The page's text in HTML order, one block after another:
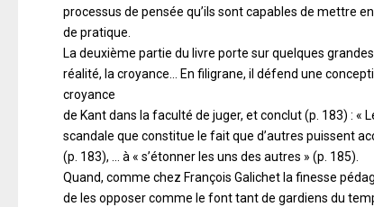
processus de pensée qu’ils sont capables de mettre
de pratique.
La deuxième partie du livre porte sur quelques
réalité, la croyance… En filigrane, il défend une
croyance
de Kant dans la faculté de juger, et conclut (p. 183) : «
scandale que constitue le fait que d’autres puissent
(p. 183), … à « s’étonner les uns des autres » (p. 185).
Quand, comme chez François Galichet la finesse
de les opposer comme le font tant de gardiens du